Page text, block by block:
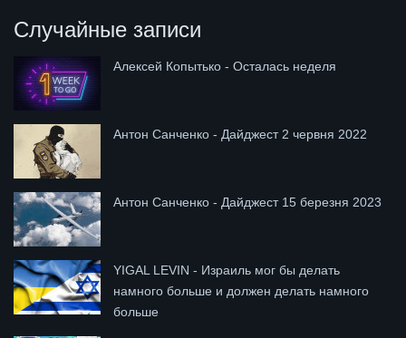
Случайные записи
Алексей Копытько - Осталась неделя
Антон Санченко - Дайджест 2 червня 2022
Антон Санченко - Дайджест 15 березня 2023
YIGAL LEVIN - Израиль мог бы делать
намного больше и должен делать намного
больше